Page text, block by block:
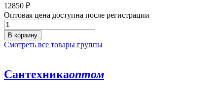
12850 ₽
Оптовая цена доступна после регистрации
В корзину
Смотреть все товары группы
Сантехникаоптом